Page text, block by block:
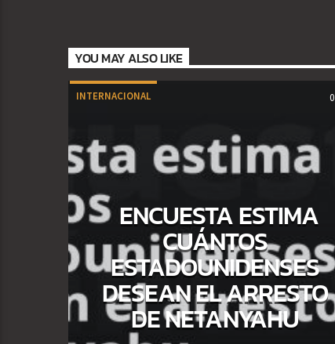
YOU MAY ALSO LIKE
INTERNACIONAL 0
ENCUESTA ESTIMA
CUÁNTOS
ESTADOUNIDENSES
DESEAN EL ARRESTO
DE NETANYAHU